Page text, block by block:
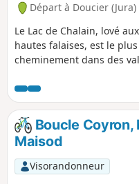
Départ à Doucier (Jura)
Le Lac de Chalain, lové
hautes falaises, est le
cheminement dans des
vous parcourrez les
turquoises.
Boucle Coyron,
Maisod
Visorandonneur